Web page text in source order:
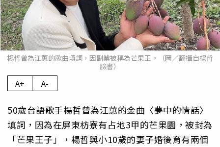
楊哲曾為江蕙的歌曲填詞，因副業被稱為芒果王。（圖／翻攝自楊哲
臉書）
A+ A-
50歲台語歌手楊哲曾為江蕙的金曲〈夢中的情話〉
填詞，因為在屏東枋寮有占地3甲的芒果園，被封為
「芒果王子」，楊哲與小10歲的妻子婚後育有兩個